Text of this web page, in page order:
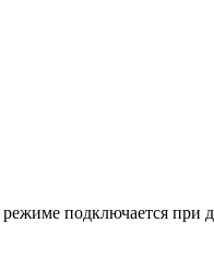
подключается при